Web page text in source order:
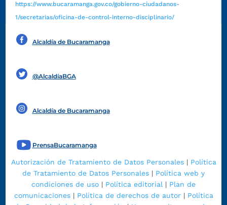
https://www.bucaramanga.gov.co/gobierno-ciudadanos-
1/secretarias/oficina-de-control-interno-disciplinario/
Alcaldía de Bucaramanga
@AlcaldíaBGA
Alcaldía de Bucaramanga
PrensaBucaramanga
Autorización de Tratamiento de Datos Personales| Política
de Tratamiento de Datos Personales | Política web y
condiciones de uso | Política editorial | Plan de
comunicaciones| Política de derechos de autor| Política